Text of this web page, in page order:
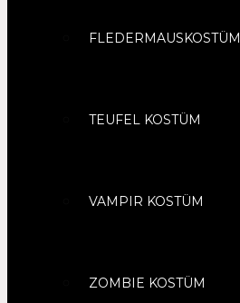
FLEDERMAUSKOSTÜM
TEUFEL KOSTÜM
VAMPIR KOSTÜM
ZOMBIE KOSTÜM